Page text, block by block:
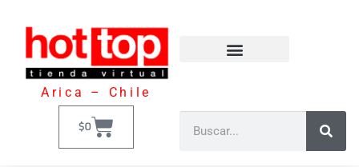
Arica – Chile
$0